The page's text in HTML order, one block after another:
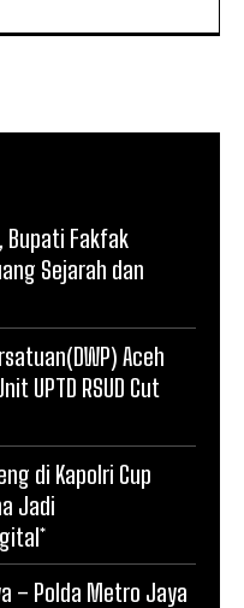
Bupati Fakfak
Sejarah dan
Aceh
UPTD RSUD Cut
di Kapolri Cup
Jadi
– Polda Metro Jaya